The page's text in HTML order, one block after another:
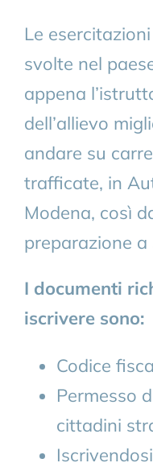
Le
svolte nel
appena
dell’allievo
andare su
trafficate, in
Modena, così
preparazione a
I documenti
iscrivere sono:
Codice
Permesso
cittadini